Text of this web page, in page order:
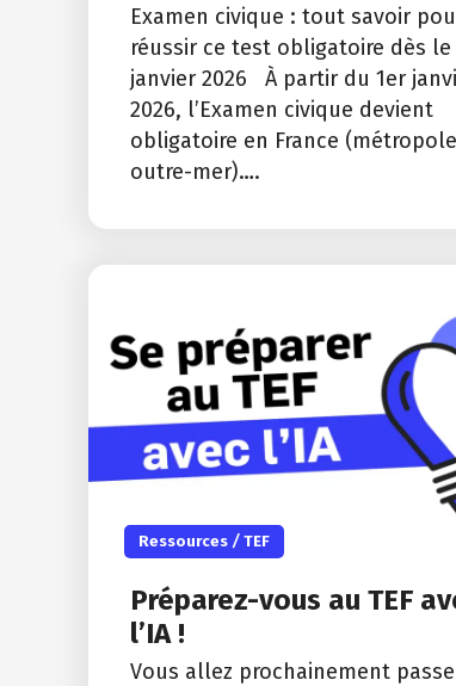
Examen civique : tout savoir
réussir ce test obligatoire dès le
janvier 2026 À partir du 1er
2026, l’Examen civique devient
obligatoire en France
outre-mer)….
Ressources/ TEF
Préparez-vous au TEF
l’IA !
Vous allez prochainement